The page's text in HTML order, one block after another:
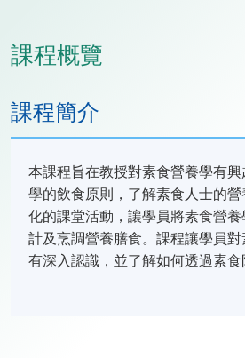
課程概覽
課程簡介
本課程旨在教授對素食營養學有
學的飲食原則，了解素食人士的
化的課堂活動，讓學員將素食營
計及烹調營養膳食。課程讓學員
有深入認識，並了解如何透過素食